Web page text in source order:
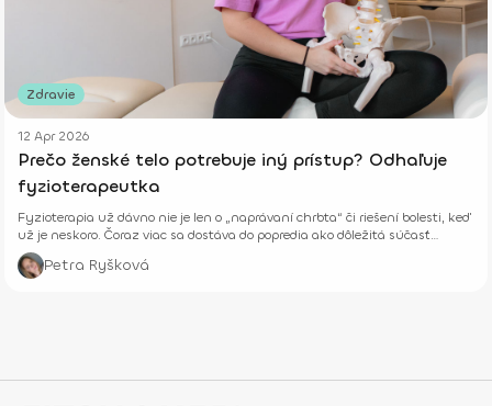
Zdravie
12 Apr 2026
Prečo ženské telo potrebuje iný prístup? Odhaľuje
fyzioterapeutka
Fyzioterapia už dávno nie je len o „naprávaní chrbta“ či riešení bolesti, keď
už je neskoro. Čoraz viac sa dostáva do popredia ako dôležitá súčasť
prevencie, starostlivosti o telo aj celkového zdravia – fyzického aj
psychického.
Petra Ryšková